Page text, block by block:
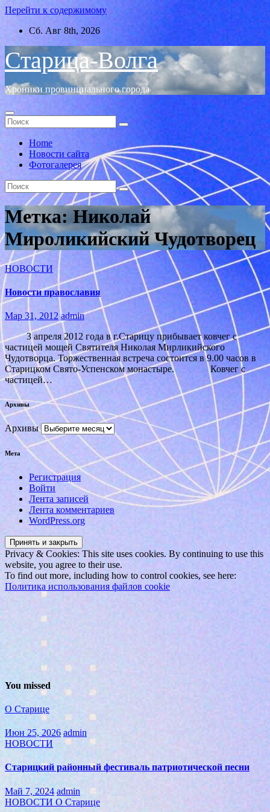
Перейти к содержимому
Сб. Авг 8th, 2026
Старица-Волга
Хроники провинциального города
Home
Новости сайта
Фотогалерея
Метка:Николай
Мироликийский Чудотворец
НОВОСТИ
Новости православия
Мар 31, 2012 admin
3 апреля 2012 года в г.Старицу прибывает ковчег с
частицей мощей Святителя Николая Мирликийского
Чудотворца. Торжественная встреча состоится в 9.00 часов в
Старицком Свято-Успенском монастыре. Ковчег с
частицей…
Архивы
Архивы
Мета
Регистрация
Войти
Лента записей
Лента комментариев
WordPress.org
Privacy & Cookies: This site uses cookies. By continuing to use this
website, you agree to their use.
To find out more, including how to control cookies, see here:
Политика использования файлов cookie
You missed
О Старице
Июн 25, 2026 admin
НОВОСТИ
Старицкий районный фестиваль патриотической песни
Май 7, 2024 admin
НОВОСТИ О Старице